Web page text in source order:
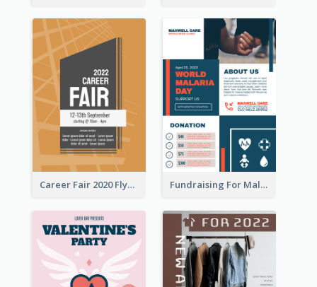
Career Fair 2020 Flyer Fundraising For Malaria Flyer Design